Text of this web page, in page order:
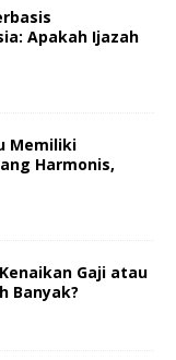
Apakah Ijazah
Memiliki
Harmonis,
Gaji atau
Banyak?